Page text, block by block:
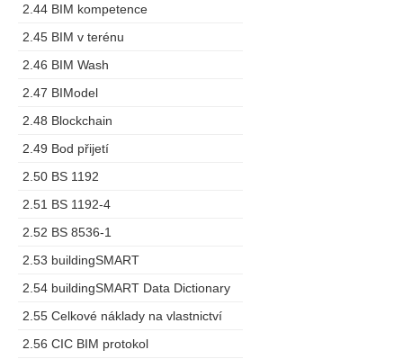
2.44 BIM kompetence
2.45 BIM v terénu
2.46 BIM Wash
2.47 BIModel
2.48 Blockchain
2.49 Bod přijetí
2.50 BS 1192
2.51 BS 1192-4
2.52 BS 8536-1
2.53 buildingSMART
2.54 buildingSMART Data Dictionary
2.55 Celkové náklady na vlastnictví
2.56 CIC BIM protokol